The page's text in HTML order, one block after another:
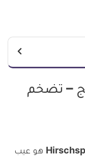
– تضخم
هو عيب